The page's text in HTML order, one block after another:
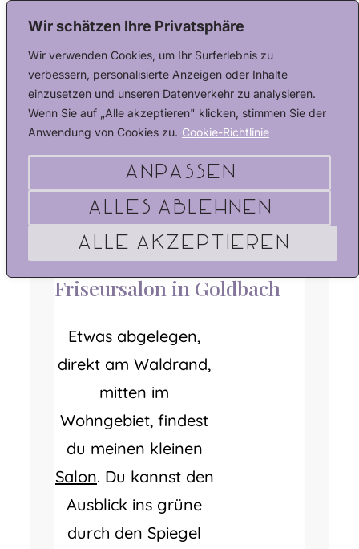
Wir schätzen Ihre Privatsphäre
Wir verwenden Cookies, um Ihr Surferlebnis zu
verbessern, personalisierte Anzeigen oder Inhalte
einzusetzen und unseren Datenverkehr zu analysieren.
Wenn Sie auf „Alle akzeptieren" klicken, stimmen Sie der
Anwendung von Cookies zu. Cookie-Richtlinie
Anpassen
Alles ablehnen
Alle akzeptieren
Kontakt & Anfahrt – dein
Friseursalon in Goldbach
Etwas abgelegen,
direkt am Waldrand,
mitten im
Wohngebiet, findest
du meinen kleinen
Salon. Du kannst den
Ausblick ins grüne
durch den Spiegel